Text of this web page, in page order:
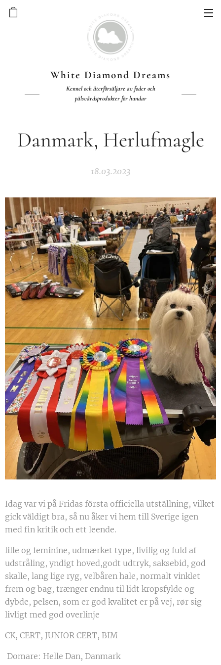
White Diamond Dreams
Kennel och återförsäljare av foder och
pälsvårdsprodukter för hundar
Danmark, Herlufmagle
18.03.2023
Idag var vi på Fridas första officiella utställning, vilket
gick väldigt bra, så nu åker vi hem till Sverige igen
med fin kritik och ett leende.
lille og feminine, udmærket type, livilig og fuld af
udstråling, yndigt hoved,godt udtryk, saksebid, god
skalle, lang lige ryg, velbåren hale, normalt vinklet
frem og bag, trænger endnu til lidt kropsfylde og
dybde, pelsen, som er god kvalitet er på vej, rør sig
livligt med god overlinje
CK, CERT, JUNIOR CERT, BIM
Domare: Helle Dan, Danmark